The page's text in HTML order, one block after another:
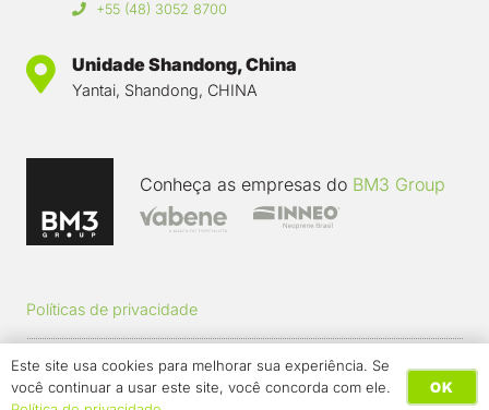
+55 (48) 3052 8700
Unidade Shandong, China
Yantai, Shandong, CHINA
Conheça as empresas do BM3 Group
Políticas de privacidade
Trabalhe conosco
WHATSAPP
Este site usa cookies para melhorar sua experiência. Se
você continuar a usar este site, você concorda com ele.
OK